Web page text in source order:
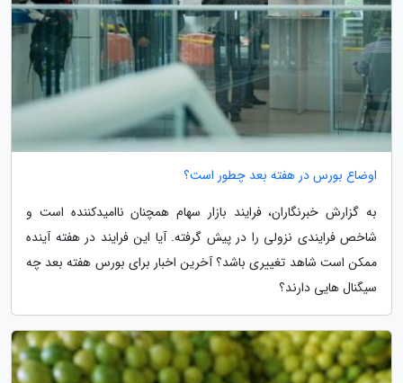
اوضاع بورس در هفته بعد چطور است؟
به گزارش خبرنگاران، فرایند بازار سهام همچنان ناامیدکننده است و
شاخص فرایندی نزولی را در پیش گرفته. آیا این فرایند در هفته آینده
ممکن است شاهد تغییری باشد؟ آخرین اخبار برای بورس هفته بعد چه
سیگنال هایی دارند؟